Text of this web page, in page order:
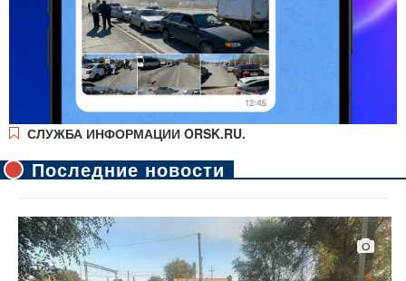
СЛУЖБА ИНФОРМАЦИИ ORSK.RU.
Последние новости